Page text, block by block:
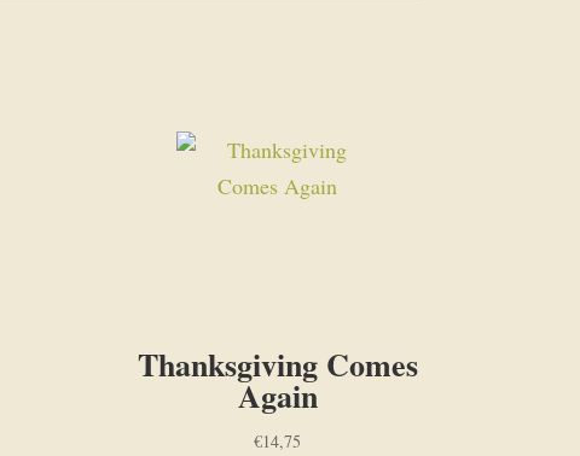
Thanksgiving Comes
Again
€14,75